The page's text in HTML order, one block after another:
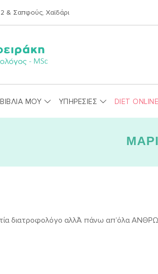
2 & Σαπφούς, Χαϊδάρι
ΜΟΥ ΥΠΗΡΕΣΙΕΣ DIET ONLINE
διατροφολόγο αλλΆ πάνω απ’όλα